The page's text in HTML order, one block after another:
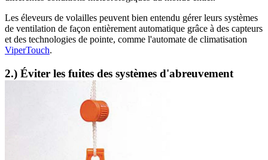
Les éleveurs de volailles peuvent bien entendu gérer leurs systèmes
de ventilation de façon entièrement automatique grâce à des capteurs
et des technologies de pointe, comme l'automate de climatisation
ViperTouch.
2.) Éviter les fuites des systèmes d'abreuvement